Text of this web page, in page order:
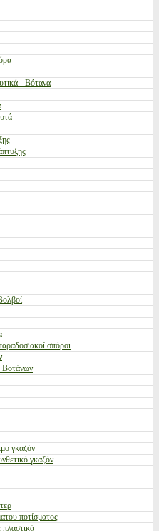
- Βότανα
σπόροι
Βοτάνων
γκαζόν
γκαζόν
ποτίσματος
πλαστικά